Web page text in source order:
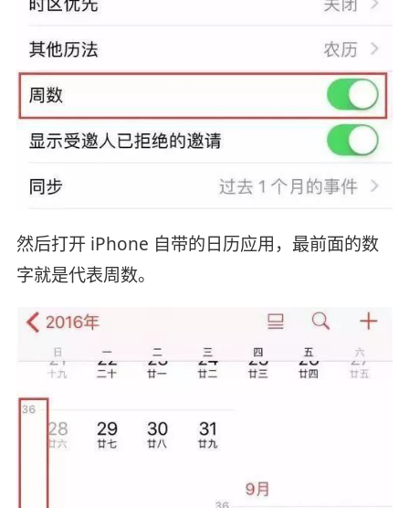
然后打开 iPhone 自带的日历应用，最前面的数
字就是代表周数。